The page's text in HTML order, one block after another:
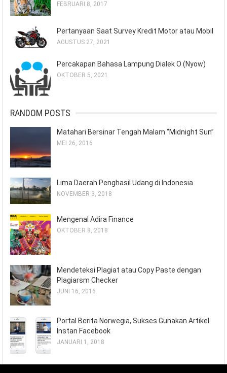
FEBRUARI 8, 2017
Pertanyaan Saat Survey Kredit Motor atau Mobil
AGUSTUS 27, 2021
Percakapan Bahasa Lampung Dialek O (Nyow)
OKTOBER 5, 2021
RANDOM POSTS
Matahari Bersinar Tengah Malam “Midnight Sun”
MEI 26, 2016
Lima Daerah Penghasil Udang di Indonesia
NOVEMBER 3, 2018
Mengenal Adira Finance
OKTOBER 8, 2018
Mendeteksi Plagiat atau Copy Paste dengan
Plagiarsm Checker
JUNI 16, 2016
Portal Berita Norwegia, Sukses Gunakan Artikel
Instan Facebook
JANUARI 1, 2018